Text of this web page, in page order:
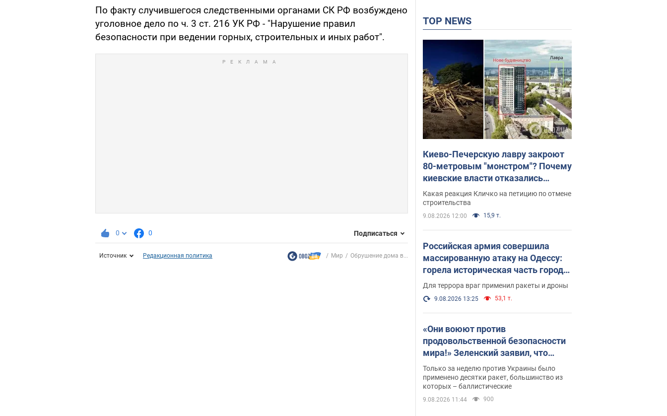
По факту случившегося следственными органами СК РФ возбуждено
уголовное дело по ч. 3 ст. 216 УК РФ - "Нарушение правил
безопасности при ведении горных, строительных и иных работ".
0 0 Подписаться
Источник Редакционная политика Мир Обрушение дома в...
TOP NEWS
Киево-Печерскую лавру закроют
80-метровым "монстром"? Почему
киевские власти отказались
остановить строительство
небоскреба "московского
верующего"
Какая реакция Кличко на петицию по отмене
строительства
9.08.2026 12:00 15,9 т.
Российская армия совершила
массированную атаку на Одессу:
горела историческая часть города,
есть пострадавшие. Фото и видео
Для террора враг применил ракеты и дроны
9.08.2026 13:25 53,1 т.
«Они воюют против
продовольственной безопасности
мира!» Зеленский заявил, что
российская армия вновь
обстреляла порт в Одессе
Только за неделю против Украины было
применено десятки ракет, большинство из
которых – баллистические
9.08.2026 11:44 900